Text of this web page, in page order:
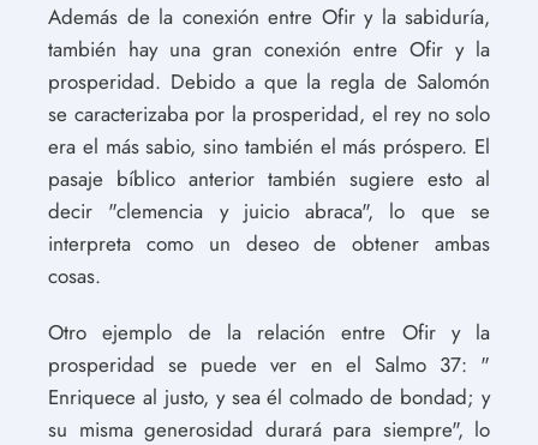
Además de la conexión entre Ofir y la sabiduría,
también hay una gran conexión entre Ofir y la
prosperidad. Debido a que la regla de Salomón
se caracterizaba por la prosperidad, el rey no solo
era el más sabio, sino también el más próspero. El
pasaje bíblico anterior también sugiere esto al
decir "clemencia y juicio abraca", lo que se
interpreta como un deseo de obtener ambas
cosas.
Otro ejemplo de la relación entre Ofir y la
prosperidad se puede ver en el Salmo 37: "
Enriquece al justo, y sea él colmado de bondad; y
su misma generosidad durará para siempre", lo